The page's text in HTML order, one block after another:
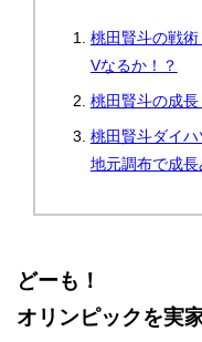
桃田賢斗の戦
Vなるか！？
桃田賢斗の成
桃田賢斗ダイ
地元調布で成
どーも！
オリンピックを実